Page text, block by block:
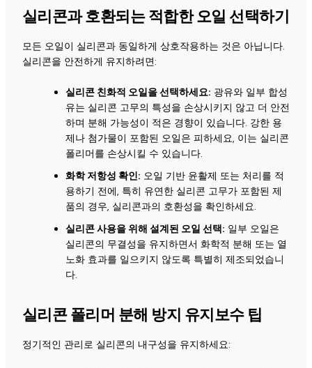
실리콘과 호환되는 적합한 오일 선택하기
모든 오일이 실리콘과 동일하게 상호작용하는 것은 아닙니다.
실리콘을 안전하게 유지하려면:
실리콘 친화적 오일을 선택하세요: 광유와 일부 합성
유는 실리콘 고무의 특성을 손상시키지 않고 더 안전
하며 분해 가능성이 적은 경향이 있습니다. 강한 용
제나 첨가물이 포함된 오일은 피하세요, 이는 실리콘
폴리머를 손상시킬 수 있습니다.
화학 저항성 확인: 오일 기반 윤활제 또는 처리를 적
용하기 전에, 특히 유연한 실리콘 고무가 포함된 제
품의 경우, 실리콘과의 호환성을 확인하세요.
실리콘 사용을 위해 설계된 오일 선택: 일부 오일은
실리콘의 무결성을 유지하면서 화학적 분해 또는 열
노화 효과를 일으키지 않도록 특별히 제조되었습니
다.
실리콘 폴리머 분해 방지 유지보수 팁
정기적인 관리로 실리콘의 내구성을 유지하세요: